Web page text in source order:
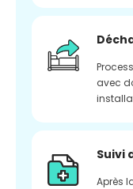
avec
Suivi
Après